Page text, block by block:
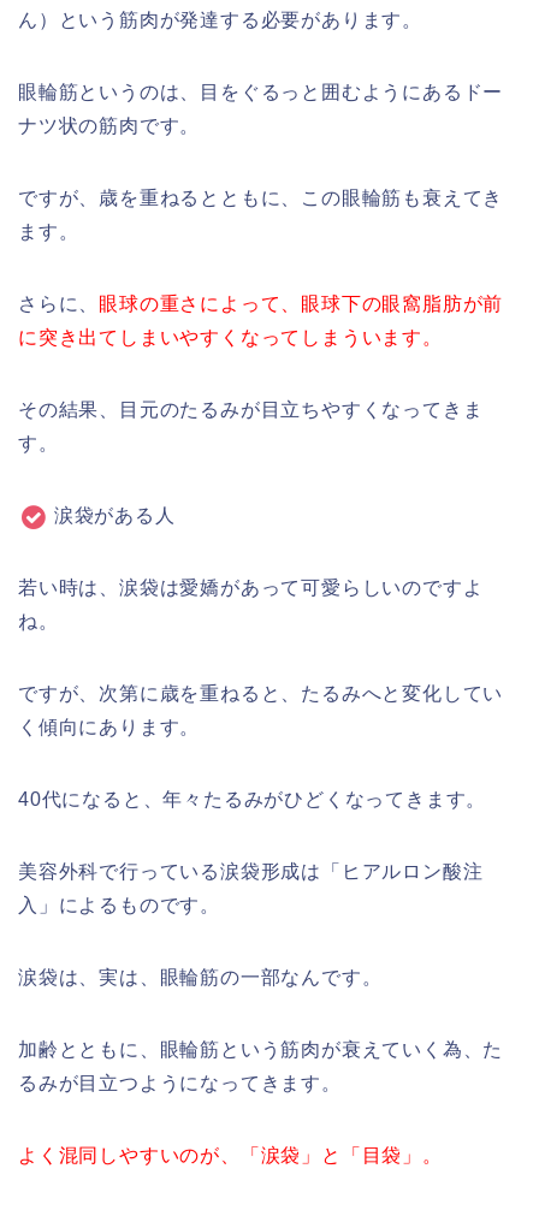
ん）という筋肉が発達する必要があります。
眼輪筋というのは、目をぐるっと囲むようにあるドー
ナツ状の筋肉です。
ですが、歳を重ねるとともに、この眼輪筋も衰えてき
ます。
さらに、
眼球の重さによって、眼球下の眼窩脂肪が前
に突き出てしまいやすくなってしまういます。
その結果、目元のたるみが目立ちやすくなってきま
す。
涙袋がある人
若い時は、涙袋は愛嬌があって可愛らしいのですよ
ね。
ですが、次第に歳を重ねると、たるみへと変化してい
く傾向にあります。
40代になると、年々たるみがひどくなってきます。
美容外科で行っている涙袋形成は「ヒアルロン酸注
入」によるものです。
涙袋は、実は、眼輪筋の一部なんです。
加齢とともに、眼輪筋という筋肉が衰えていく為、た
るみが目立つようになってきます。
よく混同しやすいのが、「涙袋」と「目袋」。